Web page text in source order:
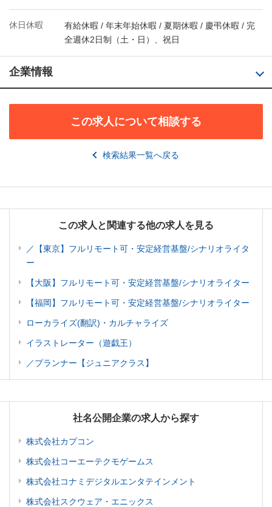
休日休暇
有給休暇 / 年末年始休暇 / 夏期休暇 / 慶弔休暇 / 完
全週休2日制（土・日）、祝日
企業情報
この求人について相談する
検索結果一覧へ戻る
この求人と関連する他の求人を見る
／【東京】フルリモート可・安定経営基盤/シナリオライタ
ー
【大阪】フルリモート可・安定経営基盤/シナリオライター
【福岡】フルリモート可・安定経営基盤/シナリオライター
ローカライズ(翻訳)・カルチャライズ
イラストレーター（遊戯王）
／プランナー【ジュニアクラス】
社名公開企業の求人から探す
株式会社カプコン
株式会社コーエーテクモゲームス
株式会社コナミデジタルエンタテインメント
株式会社スクウェア・エニックス